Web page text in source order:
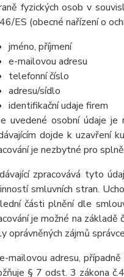
fyzických osob v
ES (obecné nařízení o
jméno, příjmení
e-mailovou adresu
telefonní číslo
adresu/sídlo
identifikační udaje firem
uvedené osobní údaje
dojde k uzavření
je nezbytné pro
zpracovává tyto
smluvních stran.
části plnění dle
je možné na
oprávněných zájmů
mailovou adresu,
§ 7 odst. 3 zákona